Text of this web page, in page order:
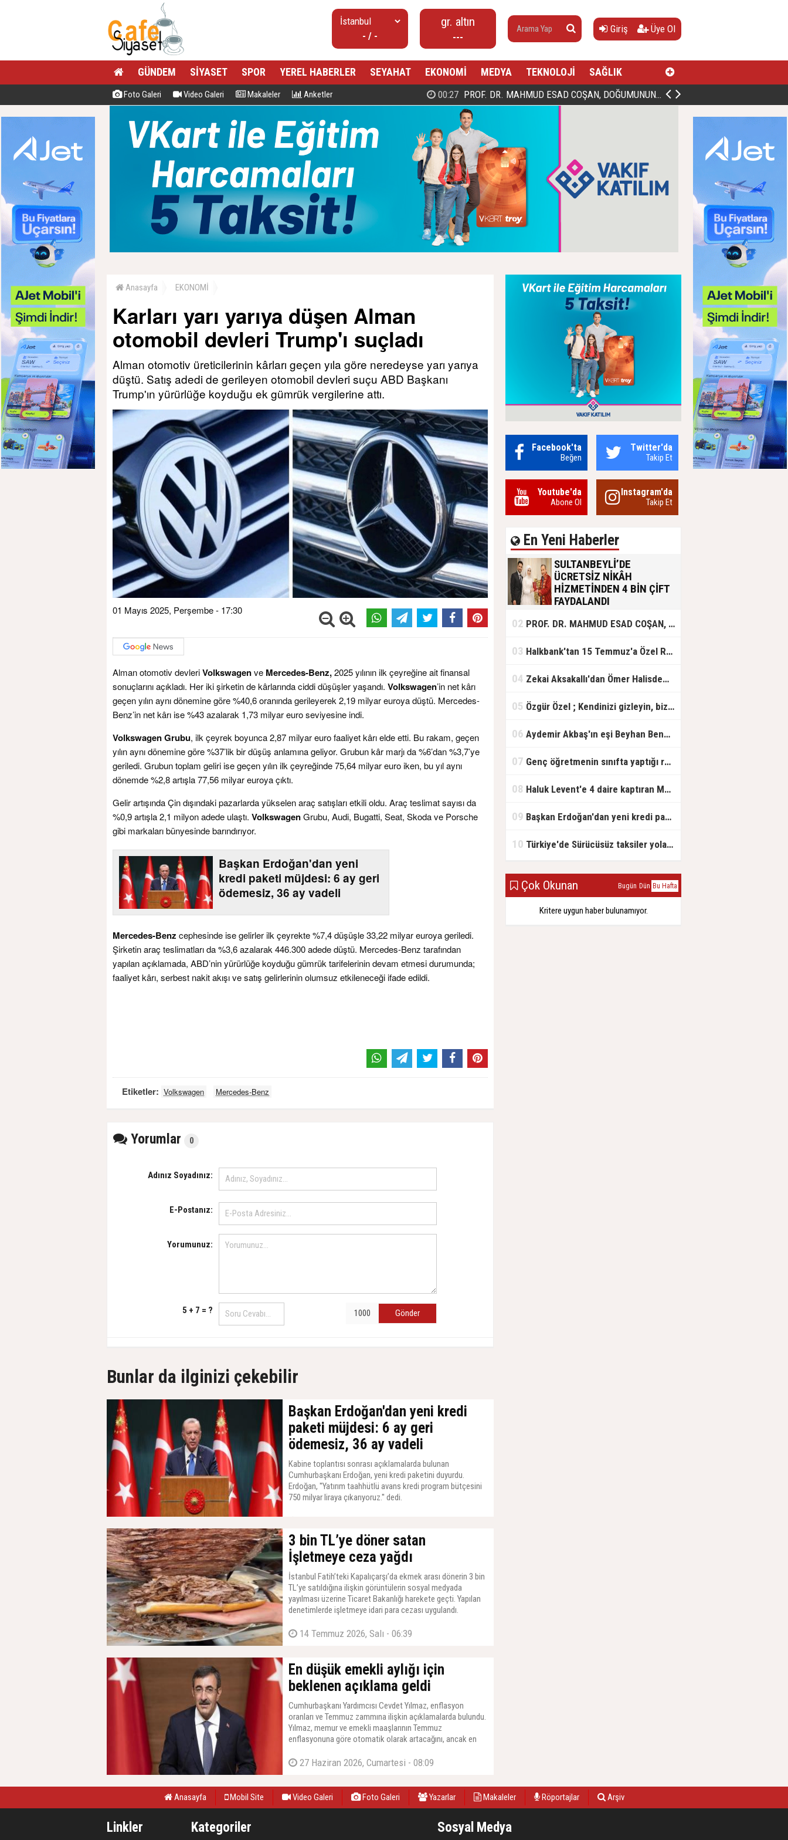
- / -
gr. altın
---
Giriş Üye Ol
GÜNDEM SİYASET SPOR YEREL HABERLER SEYAHAT EKONOMİ MEDYA TEKNOLOJİ SAĞLIK
Foto Galeri Video Galeri Makaleler Anketler 00:27 PROF. DR. MAHMUD ESAD COŞAN, DOĞUMUNUN HİCRÎ 91. YILINDA ELAZIĞ'DA YÂD EDİLECEK
Anasayfa EKONOMİ
Karları yarı yarıya düşen Alman
otomobil devleri Trump'ı suçladı
Alman otomotiv üreticilerinin kârları geçen yıla göre neredeyse yarı yarıya
düştü. Satış adedi de gerileyen otomobil devleri suçu ABD Başkanı
Trump'ın yürürlüğe koyduğu ek gümrük vergilerine attı.
01 Mayıs 2025, Perşembe - 17:30
Alman otomotiv devleriVolkswagenve Mercedes-Benz,2025 yılının ilk çeyreğine ait finansal
sonuçlarını açıkladı. Her iki şirketin de kârlarında ciddi düşüşler yaşandı. Volkswagen’in net kârı
geçen yılın aynı dönemine göre %40,6 oranında gerileyerek 2,19 milyar euroya düştü. Mercedes-
Benz’in net kârı ise %43 azalarak 1,73 milyar euro seviyesine indi.
Volkswagen Grubu, ilk çeyrek boyunca 2,87 milyar euro faaliyet kârı elde etti. Bu rakam, geçen
yılın aynı dönemine göre %37’lik bir düşüş anlamına geliyor. Grubun kâr marjı da %6’dan %3,7’ye
geriledi. Grubun toplam geliri ise geçen yılın ilk çeyreğinde 75,64 milyar euro iken, bu yıl aynı
dönemde %2,8 artışla 77,56 milyar euroya çıktı.
Gelir artışında Çin dışındaki pazarlarda yükselen araç satışları etkili oldu. Araç teslimat sayısı da
%0,9 artışla 2,1 milyon adede ulaştı. VolkswagenGrubu, Audi, Bugatti, Seat, Skoda ve Porsche
gibi markaları bünyesinde barındırıyor.
Başkan Erdoğan'dan yeni
kredi paketi müjdesi: 6 ay geri
ödemesiz, 36 ay vadeli
Mercedes-Benz cephesinde ise gelirler ilk çeyrekte %7,4 düşüşle 33,22 milyar euroya geriledi.
Şirketin araç teslimatları da %3,6 azalarak 446.300 adede düştü. Mercedes-Benz tarafından
yapılan açıklamada, ABD’nin yürürlüğe koyduğu gümrük tarifelerinin devam etmesi durumunda;
faaliyet kârı, serbest nakit akışı ve satış gelirlerinin olumsuz etkileneceği ifade edildi.
Etiketler: Volkswagen Mercedes-Benz
Yorumlar 0
Adınız Soyadınız:
E-Postanız:
Yorumunuz:
5 + 7 = ? Gönder
Bunlar da ilginizi çekebilir
Başkan Erdoğan'dan yeni kredi
paketi müjdesi: 6 ay geri
ödemesiz, 36 ay vadeli
Kabine toplantısı sonrası açıklamalarda bulunan
Cumhurbaşkanı Erdoğan, yeni kredi paketini duyurdu.
Erdoğan, ''Yatırım taahhütlü avans kredi program bütçesini
750 milyar liraya çıkarıyoruz.'' dedi.
3 bin TL’ye döner satan
İşletmeye ceza yağdı
İstanbul Fatih’teki Kapalıçarşı’da ekmek arası dönerin 3 bin
TL’ye satıldığına ilişkin görüntülerin sosyal medyada
yayılması üzerine Ticaret Bakanlığı harekete geçti. Yapılan
denetimlerde işletmeye idari para cezası uygulandı.
14 Temmuz 2026, Salı - 06:39
En düşük emekli aylığı için
beklenen açıklama geldi
Cumhurbaşkanı Yardımcısı Cevdet Yılmaz, enflasyon
oranları ve Temmuz zammına ilişkin açıklamalarda bulundu.
Yılmaz, memur ve emekli maaşlarının Temmuz
enflasyonuna göre otomatik olarak artacağını, ancak en
bir kanun çıkarılması gerektiğini duyurdu. Yılmaz, ''O konuda
27 Haziran 2026, Cumartesi - 08:09
Facebook'ta
Beğen
Twitter'da
Takip Et
Youtube'da
Abone Ol
Instagram'da
Takip Et
En Yeni Haberler
SULTANBEYLİ’DE
ÜCRETSİZ NİKÂH
HİZMETİNDEN 4 BİN ÇİFT
FAYDALANDI
olan gençlere destek amacıyla
başlattığı ücretsiz nikâh hizmetini
başlattıklarını belirten Sultanbeyli
ücretsiz hizmet vermenin
02 PROF. DR. MAHMUD ESAD COŞAN, DOĞUMUNUN HİCRÎ 91. YILINDA ELAZIĞ'DA YÂD EDİLECEK
03 Halkbank'tan 15 Temmuz'a Özel Reklam Filmi: "İrade Bizim, Zafer Bizim"
04 Zekai Aksakallı'dan Ömer Halisdemir'e 'vefa' ziyareti!
05 Özgür Özel ; Kendinizi gizleyin, bizden işaret bekleyin
06 Aydemir Akbaş'ın eşi Beyhan Benek Akbaş hayatını kaybetti
07 Genç öğretmenin sınıfta yaptığı rezil paylaşım
08 Haluk Levent'e 4 daire kaptıran Müteahhit soluğu savcılıkta aldı
09 Başkan Erdoğan'dan yeni kredi paketi müjdesi: 6 ay geri ödemesiz, 36 ay vadeli
10 Türkiye'de Sürücüsüz taksiler yola çıkmaya hazırlanıyor
Çok Okunan Bugün Dün Bu Hafta
Kritere uygun haber bulunamıyor.
Anasayfa Mobil Site Video Galeri Foto Galeri Yazarlar Makaleler Röportajlar Arşiv
Linkler Kategoriler Sosyal Medya